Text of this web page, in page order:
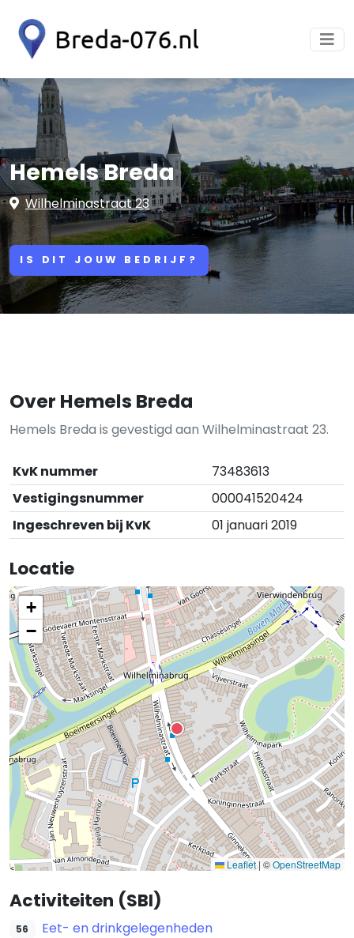
Hemels Breda
Wilhelminastraat 23
IS DIT JOUW BEDRIJF?
Over Hemels Breda
Hemels Breda is gevestigd aan Wilhelminastraat 23.
KvK nummer
73483613
Vestigingsnummer
000041520424
Ingeschreven bij KvK
01 januari 2019
Locatie
+
−
Leaflet | ©OpenStreetMap
Activiteiten (SBI)
56 Eet- en drinkgelegenheden